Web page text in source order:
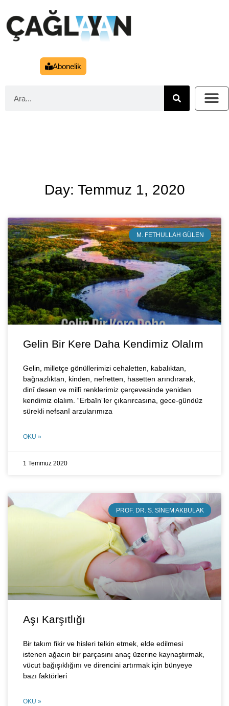
Abonelik
Day: Temmuz 1, 2020
M. FETHULLAH GÜLEN
Gelin Bir Kere Daha Kendimiz Olalım
Gelin, milletçe gönüllerimizi cehaletten, kabalıktan,
bağnazlıktan, kinden, nefretten, hasetten arındırarak,
dinî desen ve millî renklerimiz çerçevesinde yeniden
kendimiz olalım. “Erbaîn”ler çıkarırcasına, gece-gündüz
sürekli nefsanî arzularımıza
OKU »
1 Temmuz 2020
PROF. DR. S. SINEM AKBULAK
Aşı Karşıtlığı
Bir takım fikir ve hisleri telkin etmek, elde edilmesi
istenen ağacın bir parçasını anaç üzerine kaynaştırmak,
vücut bağışıklığını ve direncini artırmak için bünyeye
bazı faktörleri
OKU »